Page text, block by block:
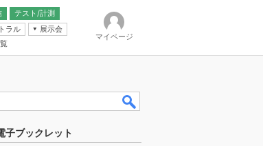
テスト/計測
ラル
展示会
マイページ
子ブックレット